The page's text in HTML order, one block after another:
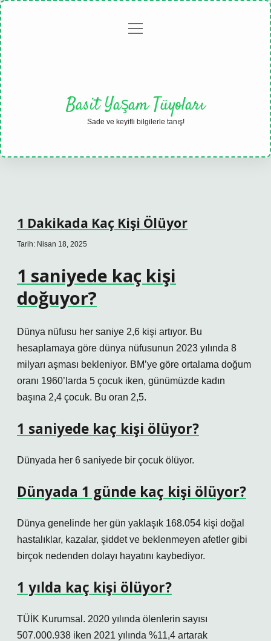
Gizlilikmenüyü
Basit Yaşam Tüyoları
Sade ve keyifli bilgilerle tanış!
1 Dakikada Kaç Kişi Ölüyor
Tarih: Nisan 18, 2025
1 saniyede kaç kişi
doğuyor?
Dünya nüfusu her saniye 2,6 kişi artıyor. Bu
hesaplamaya göre dünya nüfusunun 2023 yılında 8
milyarı aşması bekleniyor. BM’ye göre ortalama doğum
oranı 1960’larda 5 çocuk iken, günümüzde kadın
başına 2,4 çocuk. Bu oran 2,5.
1 saniyede kaç kişi ölüyor?
Dünyada her 6 saniyede bir çocuk ölüyor.
Dünyada 1 günde kaç kişi ölüyor?
Dünya genelinde her gün yaklaşık 168.054 kişi doğal
hastalıklar, kazalar, şiddet ve beklenmeyen afetler gibi
birçok nedenden dolayı hayatını kaybediyor.
1 yılda kaç kişi ölüyor?
TÜİK Kurumsal. 2020 yılında ölenlerin sayısı
507.000.938 iken 2021 yılında %11,4 artarak